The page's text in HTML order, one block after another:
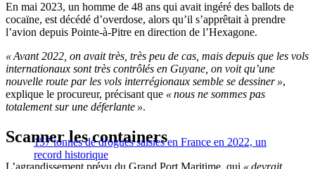
En mai 2023, un homme de 48 ans qui avait ingéré des ballots de
cocaïne, est décédé d’overdose, alors qu’il s’apprêtait à prendre
l’avion depuis Pointe-à-Pitre en direction de l’Hexagone.
« Avant 2022, on avait très, très peu de cas, mais depuis que les vols
internationaux sont très contrôlés en Guyane, on voit qu’une
nouvelle route par les vols interrégionaux semble se dessiner »,
explique le procureur, précisant que « nous ne sommes pas
totalement sur une déferlante ».
157 tonnes de drogues saisies en France en 2022, un
record historique
Scanner les containers
L’agrandissement prévu du Grand Port Maritime, qui « devrait